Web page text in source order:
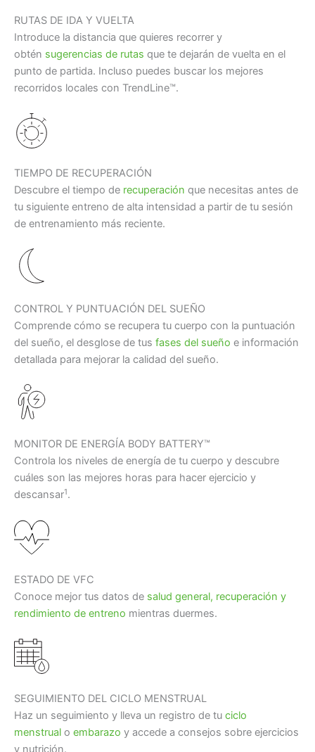
RUTAS DE IDA Y VUELTA
Introduce la distancia que quieres recorrer y
obtén sugerencias de rutas que te dejarán de vuelta en el
punto de partida. Incluso puedes buscar los mejores
recorridos locales con TrendLine™.
TIEMPO DE RECUPERACIÓN
Descubre el tiempo de recuperación que necesitas antes de
tu siguiente entreno de alta intensidad a partir de tu sesión
de entrenamiento más reciente.
CONTROL Y PUNTUACIÓN DEL SUEÑO
Comprende cómo se recupera tu cuerpo con la puntuación
del sueño, el desglose de tus fases del sueño e información
detallada para mejorar la calidad del sueño.
MONITOR DE ENERGÍA BODY BATTERY™
Controla los niveles de energía de tu cuerpo y descubre
cuáles son las mejores horas para hacer ejercicio y
descansar1.
ESTADO DE VFC
Conoce mejor tus datos de salud general, recuperación y
rendimiento de entreno mientras duermes.
SEGUIMIENTO DEL CICLO MENSTRUAL
Haz un seguimiento y lleva un registro de tu ciclo
menstrual o embarazo y accede a consejos sobre ejercicios
y nutrición.